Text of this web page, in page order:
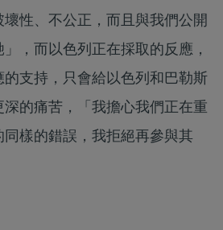
性、不公正，而且與我們公開
，而以色列正在採取的反應，
的支持，只會給以色列和巴勒斯
的痛苦，「我擔心我們正在重
樣的錯誤，我拒絕再參與其